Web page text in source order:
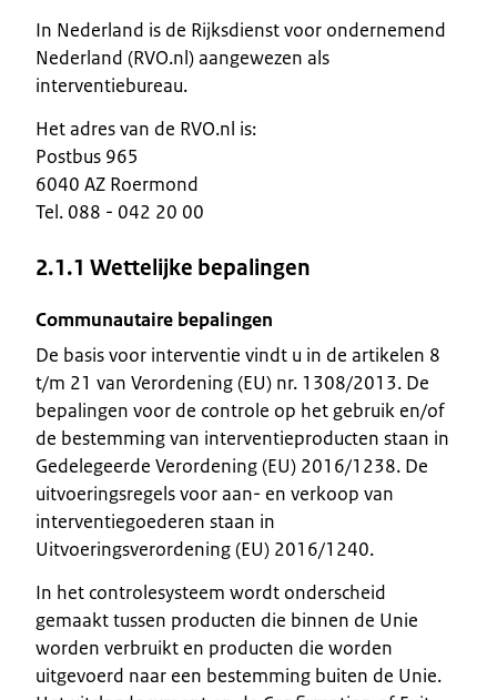
In Nederland is de Rijksdienst voor ondernemend
Nederland (RVO.nl) aangewezen als
interventiebureau.
Het adres van de RVO.nl is:
Postbus 965
6040 AZ Roermond
Tel. 088 - 042 20 00
2.1.1 Wettelijke bepalingen
Communautaire bepalingen
De basis voor interventie vindt u in de artikelen 8
t/m 21 van Verordening (EU) nr. 1308/2013. De
bepalingen voor de controle op het gebruik en/of
de bestemming van interventieproducten staan in
Gedelegeerde Verordening (EU) 2016/1238. De
uitvoeringsregels voor aan- en verkoop van
interventiegoederen staan in
Uitvoeringsverordening (EU) 2016/1240.
In het controlesysteem wordt onderscheid
gemaakt tussen producten die binnen de Unie
worden verbruikt en producten die worden
uitgevoerd naar een bestemming buiten de Unie.